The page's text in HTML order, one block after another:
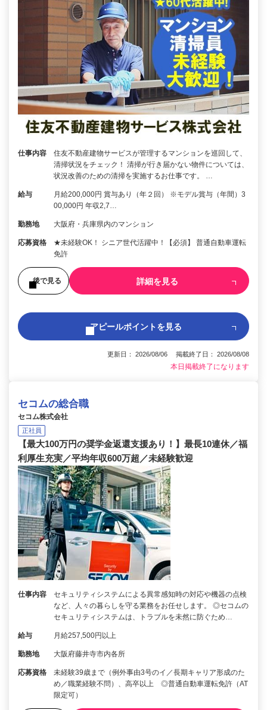
仕事内容
住友不動産建物サービスが管理するマンションを巡回して、
清掃状況をチェック！ 清掃が行き届かない物件については、
状況改善のための清掃を実施するお仕事です。 …
給与
月給200,000円 賞与あり（年２回） ※モデル賞与（年間）3
00,000円 年収2,7…
勤務地 大阪府・兵庫県内のマンション
応募資格
★未経験OK！ シニア世代活躍中！【必須】 普通自動車運転
免許
後で見る 詳細を見る
アピールポイントを見る
更新日： 2026/08/06 掲載終了日： 2026/08/08
本日掲載終了になります
セコムの総合職
セコム株式会社
正社員
【最大100万円の奨学金返還支援あり！】最長10連休／福
利厚生充実／平均年収600万超／未経験歓迎
仕事内容
セキュリティシステムによる異常感知時の対応や機器の点検
など、人々の暮らしを守る業務をお任せします。 ◎セコムの
セキュリティシステムは、トラブルを未然に防ぐため…
給与 月給257,500円以上
勤務地 大阪府藤井寺市内各所
応募資格
未経験39歳まで（例外事由3号のイ／長期キャリア形成のた
め／職業経験不問）、高卒以上 ◎普通自動車運転免許（AT
限定可）